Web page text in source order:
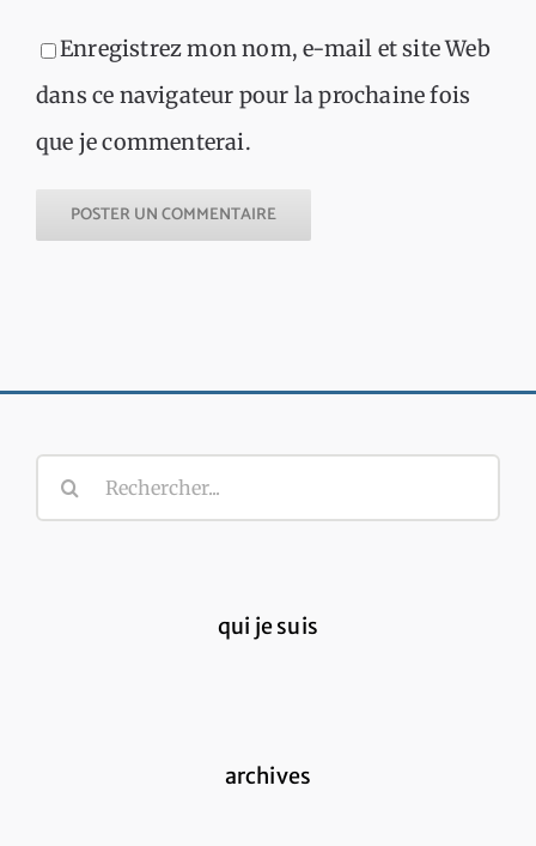
Enregistrez mon nom, e-mail et site Web
dans ce navigateur pour la prochaine fois
que je commenterai.
Rechercher:
qui je suis
archives